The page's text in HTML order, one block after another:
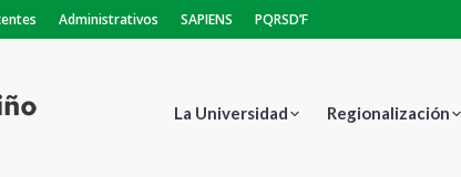
Administrativos SAPIENS PQRSD’F
La Universidad Regionalización